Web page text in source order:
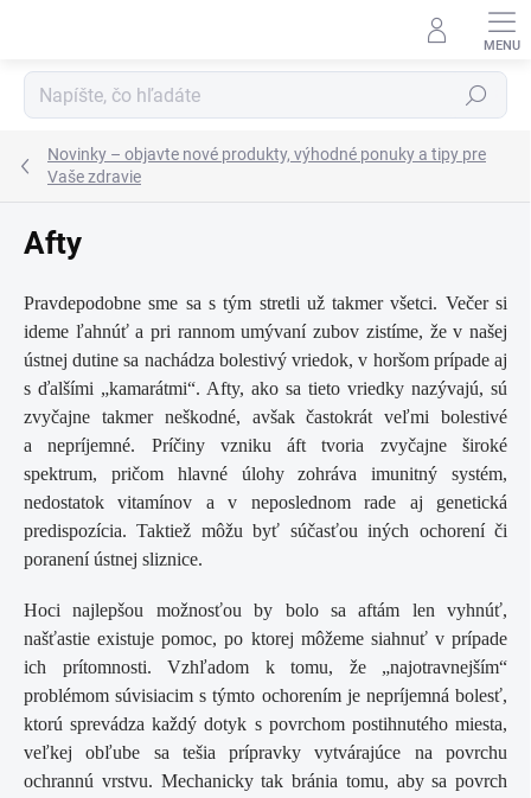
Hľadať
Novinky – objavte nové produkty, výhodné ponuky a tipy pre
Vaše zdravie
Afty
Pravdepodobne sme sa s tým stretli už takmer všetci. Večer si
ideme ľahnúť a pri rannom umývaní zubov zistíme, že v našej
ústnej dutine sa nachádza bolestivý vriedok, v horšom prípade aj
s ďalšími „kamarátmi“. Afty, ako sa tieto vriedky nazývajú, sú
zvyčajne takmer neškodné, avšak častokrát veľmi bolestivé
a nepríjemné. Príčiny vzniku áft tvoria zvyčajne široké
spektrum, pričom hlavné úlohy zohráva imunitný systém,
nedostatok vitamínov a v neposlednom rade aj genetická
predispozícia. Taktiež môžu byť súčasťou iných ochorení či
poranení ústnej sliznice.
Hoci najlepšou možnosťou by bolo sa aftám len vyhnúť,
našťastie existuje pomoc, po ktorej môžeme siahnuť v prípade
ich prítomnosti. Vzhľadom k tomu, že „najotravnejším“
problémom súvisiacim s týmto ochorením je nepríjemná bolesť,
ktorú sprevádza každý dotyk s povrchom postihnutého miesta,
veľkej obľube sa tešia prípravky vytvárajúce na povrchu
ochrannú vrstvu. Mechanicky tak bránia tomu, aby sa povrch